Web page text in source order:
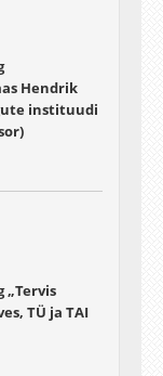
Hendrik
instituudi
TÜ ja TAI